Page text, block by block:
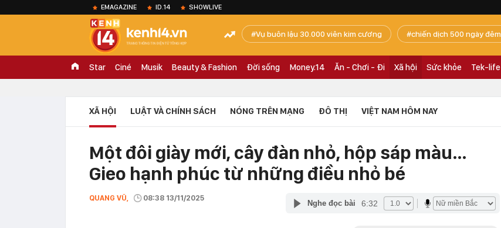
EMAGAZINE ID.14 SHOWLIVE
Vụ buôn lậu 30.000 viên kim cương chiến dịch 500 ngày đêm
Star Ciné Musik Beauty & Fashion Đời sống Money.14 Ăn - Chơi - Đi Xã hội Sức khỏe Tek-life
XÃ HỘI LUẬT VÀ CHÍNH SÁCH NÓNG TRÊN MẠNG ĐÔ THỊ VIỆT NAM HÔM NAY
Một đôi giày mới, cây đàn nhỏ, hộp sáp màu…
Gieo hạnh phúc từ những điều nhỏ bé
QUANG VŨ, 08:38 13/11/2025
Nghe đọc bài 6:32